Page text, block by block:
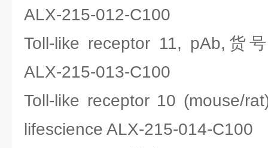
ALX-215-012-C100
Toll-like receptor 11, pAb,货
ALX-215-013-C100
Toll-like receptor 10 (mouse/
lifescience ALX-215-014-C100